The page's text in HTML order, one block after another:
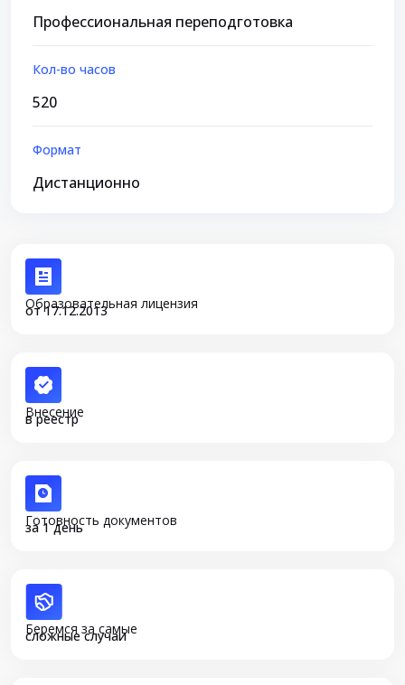
Профессиональная переподготовка
Кол-во часов
520
Формат
Дистанционно
Образовательная лицензия
от 17.12.2013
Внесение
в реестр
Готовность документов
за 1 день
Беремся за самые
сложные случаи